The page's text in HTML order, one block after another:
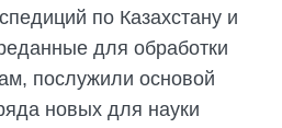
по Казахстану и
для обработки
послужили основой
новых для науки